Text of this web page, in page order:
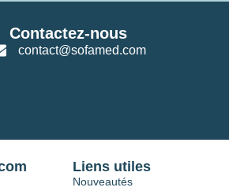
Contactez-nous
contact@sofamed.com
Liens utiles
Nouveautés